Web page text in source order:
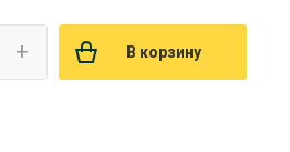
+ В корзину